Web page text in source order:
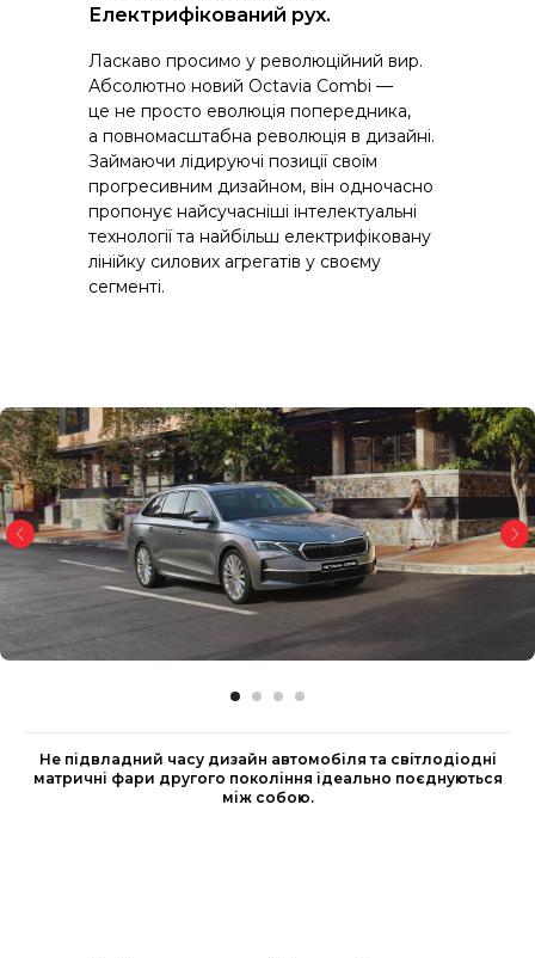
Електрифікований рух.
Ласкаво просимо у революційний вир.
Абсолютно новий Octavia Combi —
це не просто еволюція попередника,
а повномасштабна революція в дизайні.
Займаючи лідируючі позиції своїм
прогресивним дизайном, він одночасно
пропонує найсучасніші інтелектуальні
технології та найбільш електрифіковану
лінійку силових агрегатів у своєму
сегменті.
Не підвладний часу дизайн автомобіля та світлодіодні
матричні фари другого покоління ідеально поєднуються
між собою.